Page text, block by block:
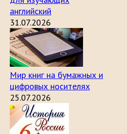
английский
31.07.2026
Мир книг на бумажных и
цифровых носителях
25.07.2026